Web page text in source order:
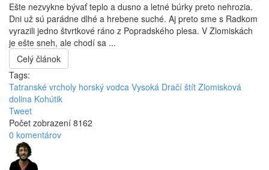
Ešte nezvykne bývať teplo a dusno a letné búrky preto nehrozia.
Dni už sú parádne dlhé a hrebene suché. Aj preto sme s Radkom
vyrazili jedno štvrtkové ráno z Popradského plesa. V Zlomiskách
je ešte sneh, ale chodí sa ...
Celý článok
Tags:
Tatranské vrcholy horský vodca Vysoká Dračí štít Zlomisková
dolina Kohútik
Tweet
Počet zobrazení 8162
0 komentárov